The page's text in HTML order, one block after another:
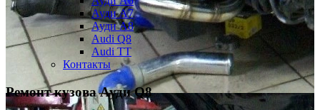
Ауди А7
Ауди A8
Audi Q8
Audi TT
Контакты
Ремонт кузова Ауди Q8